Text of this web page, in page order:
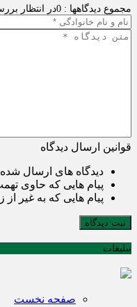
مجموع دیدگاهها : 0 در انتظار
قوانین ارسال دیدگاه
دیدگاه های ارسال
پیام هایی که حاوی
پیام هایی که به غیر
ثبت دیدگاه
تبلیغات
صفحه نخست